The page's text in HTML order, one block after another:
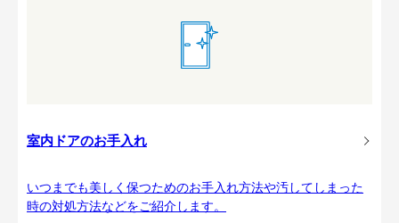
室内ドアのお手入れ
いつまでも美しく保つためのお手入れ方法や汚してしまった
時の対処方法などをご紹介します。